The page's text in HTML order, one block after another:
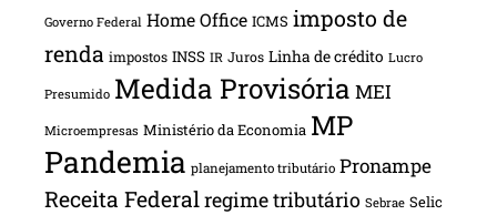
Governo Federal Home Office ICMS imposto de
renda impostos INSS IR Juros Linha de crédito Lucro
Presumido Medida Provisória MEI
Microempresas Ministério da Economia MP
Pandemia planejamento tributário Pronampe
Receita Federalregime tributário Sebrae Selic